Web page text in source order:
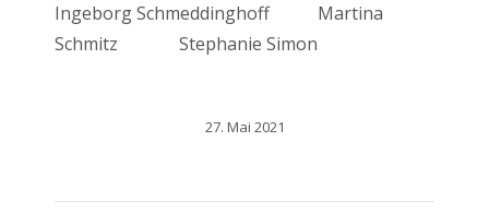
Ingeborg Schmeddinghoff Martina
Schmitz Stephanie Simon
27. Mai 2021